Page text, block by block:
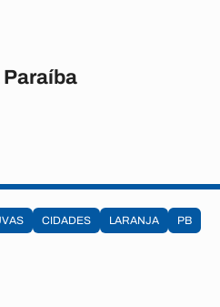
CIDADES LARANJA PB